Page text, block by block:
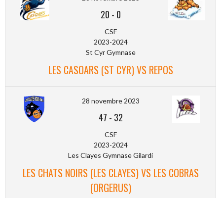
20 - 0
CSF
2023-2024
St Cyr Gymnase
LES CASOARS (ST CYR) VS REPOS
28 novembre 2023
47 - 32
CSF
2023-2024
Les Clayes Gymnase Gilardi
LES CHATS NOIRS (LES CLAYES) VS LES COBRAS
(ORGERUS)